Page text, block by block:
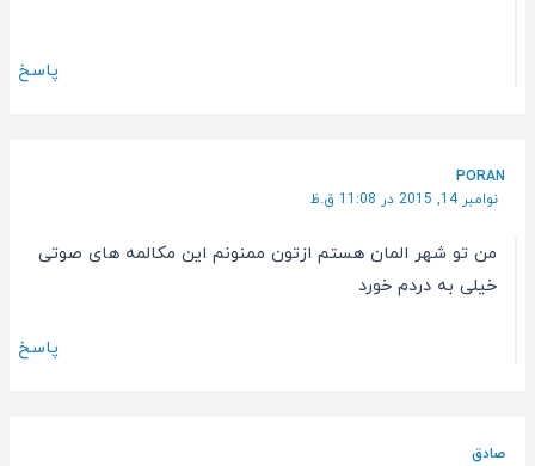
پاسخ
PORAN
نوامبر 14, 2015 در 11:08 ق.ظ
من تو شهر المان هستم ازتون ممنونم این مکالمه های صوتی
خیلی به دردم خورد
پاسخ
صادق